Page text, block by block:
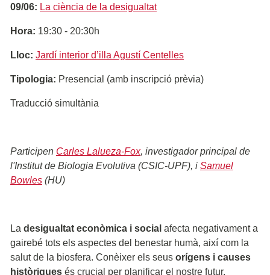
09/06: La ciència de la desigualtat
Hora: 19:30 - 20:30h
Lloc: Jardí interior d’illa Agustí Centelles
Tipologia: Presencial (amb inscripció prèvia)
Traducció simultània
Participen Carles Lalueza-Fox, investigador principal de
l'Institut de Biologia Evolutiva (CSIC-UPF), i Samuel
Bowles (HU)
La desigualtat econòmica i social afecta negativament a
gairebé tots els aspectes del benestar humà, així com la
salut de la biosfera. Conèixer els seus orígens i causes
històriques és crucial per planificar el nostre futur.